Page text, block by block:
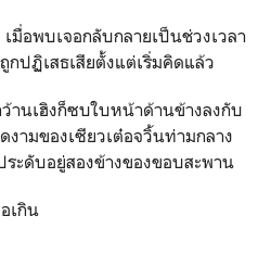
มื่อพบเจอกลับกลายเป็นช่วงเวลา
กปฏิเสธเสียตั้งแต่เริ่มคิดแล้ว
านเฮิงก็ซบใบหน้าด้านข้างลงกับ
งามของเซียวเต๋อจวิ้นท่ามกลาง
ะดับอยู่สองข้างของขอบสะพาน
เกิน